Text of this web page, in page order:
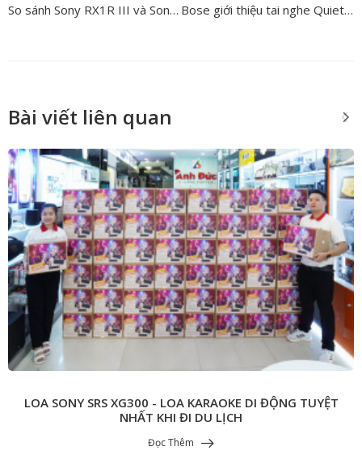
So sánh Sony RX1R III và Sony A7CR – Nên lựa chọn chiếc máy compact tiện dụng hay fullframe tiêu chuẩn Bose giới thiệu tai nghe QuietComfort Ultra Earbuds (2nd Gen) – phiên bản nâng cấp ấn tượng về nhiều tính năng
Bài viết liên quan
LOA SONY SRS XG300 - LOA KARAOKE DI ĐỘNG TUYỆT
NHẤT KHI ĐI DU LỊCH
Đọc Thêm